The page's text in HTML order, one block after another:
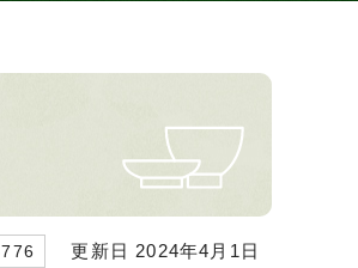
更新日 2024年4月1日